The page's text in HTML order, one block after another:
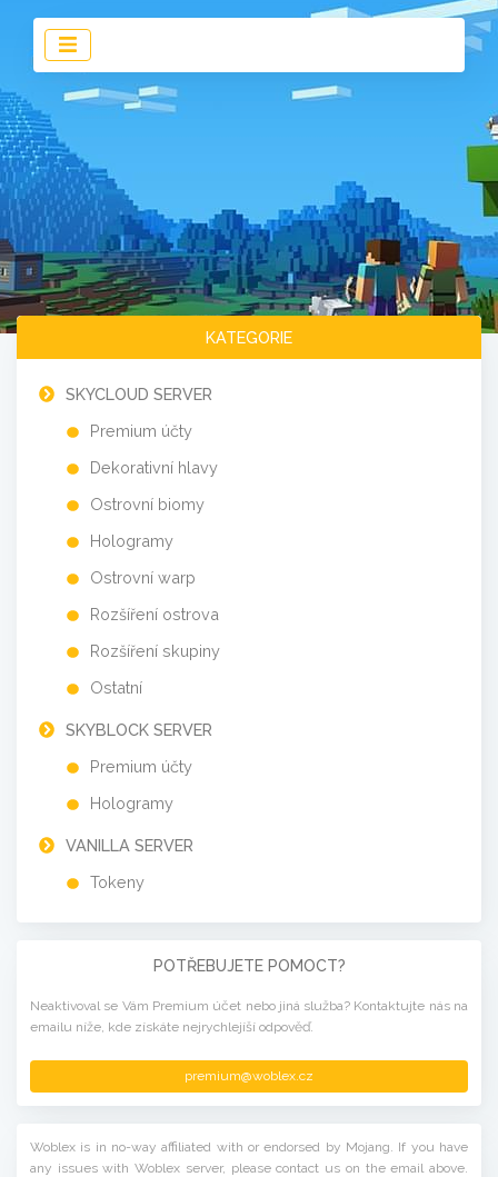
KATEGORIE
SKYCLOUD SERVER
Premium účty
Dekorativní hlavy
Ostrovní biomy
Hologramy
Ostrovní warp
Rozšíření ostrova
Rozšíření skupiny
Ostatní
SKYBLOCK SERVER
Premium účty
Hologramy
VANILLA SERVER
Tokeny
POTŘEBUJETE POMOCT?
Neaktivoval se Vám Premium účet nebo jiná služba? Kontaktujte nás na
emailu níže, kde získáte nejrychlejíší odpověď.
premium@woblex.cz
Woblex is in no-way affiliated with or endorsed by Mojang. If you have
any issues with Woblex server, please contact us on the email above.